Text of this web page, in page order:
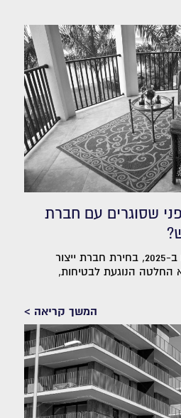
שסוגרים עם חברת
הקדמהלפי המידע הקיים ב-2025, בחירת חברת ייצור
החלטה הנוגעת לבטיחות,
המשך קריאה >